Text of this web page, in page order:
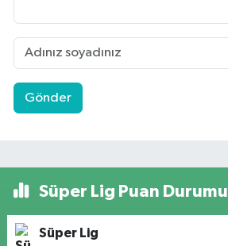
Gönder
Süper Lig Puan Durumu
Süper Lig